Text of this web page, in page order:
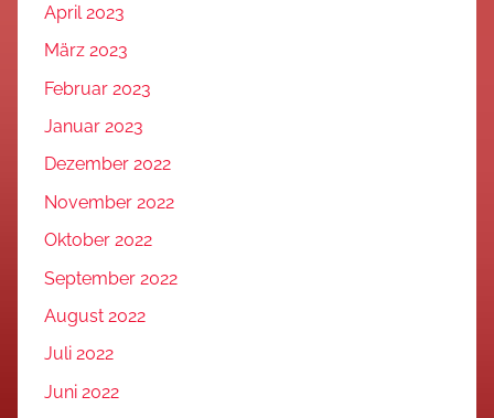
April 2023
März 2023
Februar 2023
Januar 2023
Dezember 2022
November 2022
Oktober 2022
September 2022
August 2022
Juli 2022
Juni 2022